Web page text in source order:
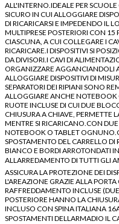
ALL'INTERNO.IDEALE PER
SICURO IN CUI ALLOGGIARE
DI RICARICARSI E IMPEDENDO IL
MULTIPRESE POSTERIORI CON
CIASCUNA, A CUI COLLEGARE I
RICARICARE.I DISPOSITIVI SI
DA DIVISORI.I CAVI DI
ORGANIZZARE AGGANCIANDOLI
ALLOGGIARE DISPOSITIVI DI
SEPARATORI DEI RIPIANI SONO
ALLOGGIARE ANCHE NOTEBOOK
RUOTE INCLUSE DI CUI DUE
CHIUSURA A CHIAVE, PERMETTE
MENTRE SI RICARICANO.CON
NOTEBOOK O TABLET
SPOSTAMENTO DEL CARRELLO
BIANCO E BORDI ARROTONDATI
ALLARREDAMENTO DI TUTTI GLI
ASSICURA LA PROTEZIONE DEI
L'AREAZIONE GRAZIE ALLA
RAFFREDDAMENTO INCLUSE
POSTERIORE HANNO LA
INCLUSO CON SPINA ITALIANA
SPOSTAMENTI DELLARMADIO IL